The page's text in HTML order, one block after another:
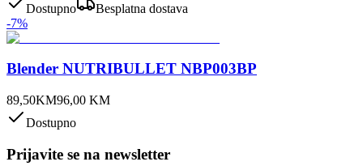
Dostupno
Besplatna dostava
-7%
Blender NUTRIBULLET NBP003BP
89,50KM96,00 KM
Dostupno
Prijavite se na newsletter